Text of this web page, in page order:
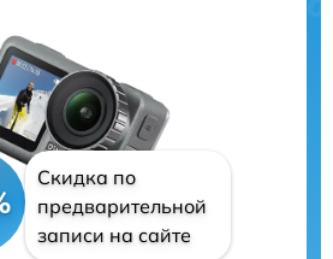
Скидка по
предварительной
записи на сайте